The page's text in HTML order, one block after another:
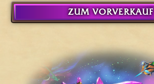
ZUM VORVERKAUF